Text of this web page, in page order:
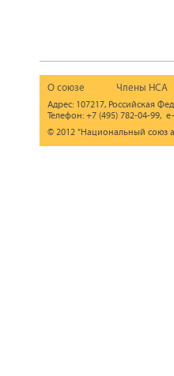
О союзе Члены НСА
Адрес: 107217, Российская
Телефон: +7 (495) 782-04-99,
© 2012 "Национальный союз